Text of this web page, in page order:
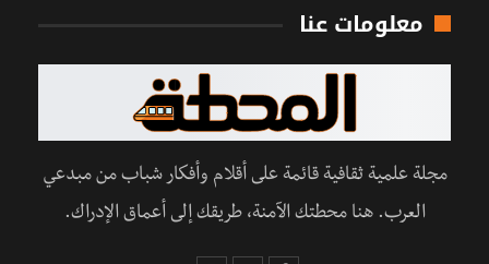
معلومات عنا
مجلة علمية ثقافية قائمة على أقلام وأفكار شباب من مبدعي
العرب. هنا محطتك الآمنة، طريقك إلى أعماق الإدراك.